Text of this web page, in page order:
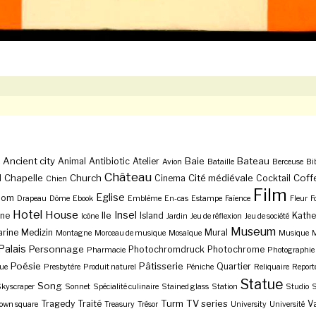
Ancient city Animal Antibiotic Atelier Avion Baie Bataille Bateau Berceuse
Chapelle Chien Church Château Cinema Cité médiévale Cocktail
Drapeau Dôme Ebook Eglise Emblème En-cas Estampe Faïence Film Fleur
Hotel House Icône Ile Insel Island Jardin Jeu de réflexion Jeu de société
Medizin Montagne Morceau de musique Mosaïque Mural Museum Musique
Personnage Pharmacie Photochromdruck Photochrome Photographie
Poésie Presbytère Produit naturel Pâtisserie Péniche Quartier Reliquaire
Song Sonnet Spécialité culinaire Stained glass Station Statue Studio
square Tragedy Traité Treasury Trésor Turm TV series University Université